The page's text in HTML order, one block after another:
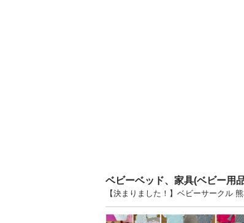
ベビーベッド、家具(ベビー用
【決まりました！】ベビーサークル